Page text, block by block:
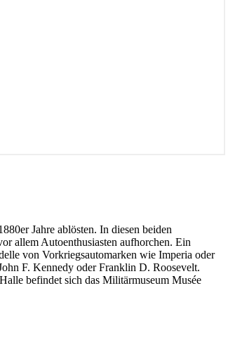
Jahre ablösten. In diesen beiden
allem Autoenthusiasten aufhorchen. Ein
von Vorkriegsautomarken wie Imperia oder
F. Kennedy oder Franklin D. Roosevelt.
befindet sich das Militärmuseum Musée